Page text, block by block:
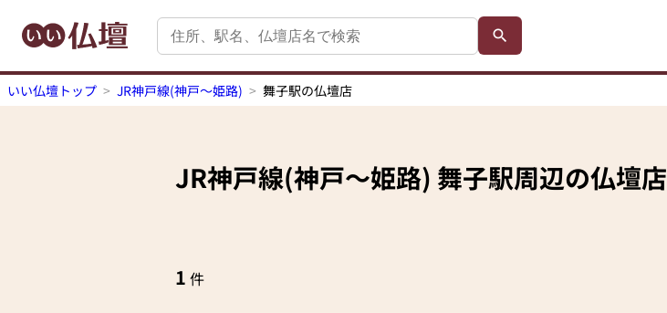
いい仏壇トップ JR神戸線(神戸～姫路) 舞子駅の仏壇店
JR神戸線(神戸～姫路) 舞子駅周辺の仏壇店
1 件